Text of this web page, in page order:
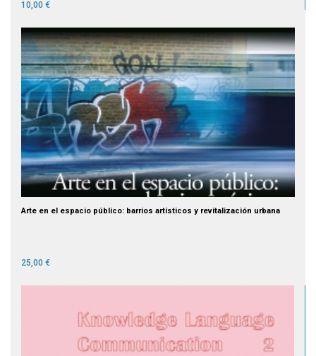
10,00 €
Arte en el espacio público: barrios artísticos y revitalización urbana
25,00 €